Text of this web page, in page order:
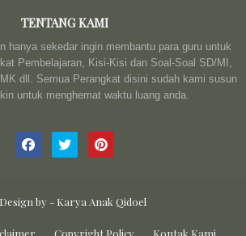
TENTANG KAMI
hanya sekedar ingin membantu para guru untuk
Pembelajaran, Kisi-Kisi dan Soal-Soal SD/MI,
dll. Semua Perangkat disini sudah kami susun
untuk menghemat waktu luang anda.
Design by - Karya Anak Qidoel